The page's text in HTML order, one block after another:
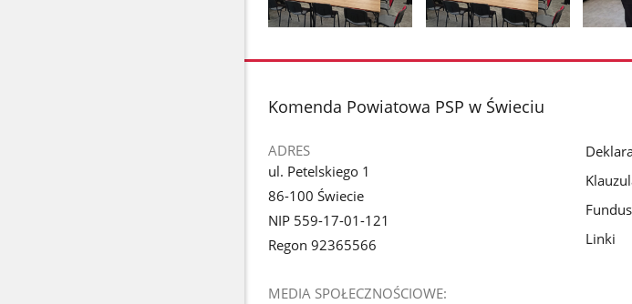
zdjęcie
galerii.
zdjęcie
galerii.
zdjęcie
stopka
Komenda Powiatowa PSP w Świeciu
ADRES
ul. Petelskiego 1
86-100 Świecie
NIP 559-17-01-121
Regon 92365566
MEDIA SPOŁECZNOŚCIOWE:
Linki